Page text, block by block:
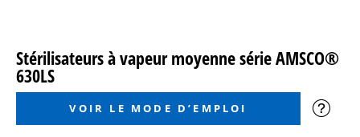
Stérilisateurs à vapeur moyenne série AMSCO®
630LS
VOIR LE MODE D’EMPLOI